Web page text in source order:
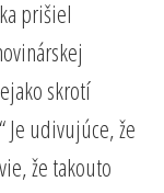
prišiel
skrotí
Je udivujúce, že
že takouto